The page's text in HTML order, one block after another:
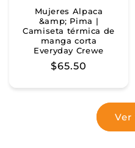
Mujeres Alpaca
&amp; Pima |
Camiseta térmica de
manga corta
Everyday Crewe
Precio
$65.50
Ver